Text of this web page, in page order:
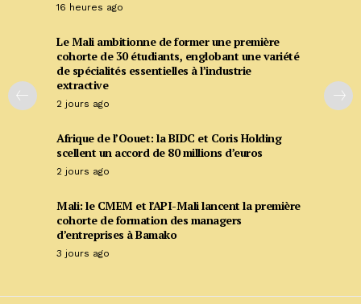
16 heures ago
Le Mali ambitionne de former une première
cohorte de 30 étudiants, englobant une variété
de spécialités essentielles à l’industrie
extractive
2 jours ago
Afrique de l’Oouet: la BIDC et Coris Holding
scellent un accord de 80 millions d’euros
2 jours ago
Mali: le CMEM et l’API-Mali lancent la première
cohorte de formation des managers
d’entreprises à Bamako
3 jours ago